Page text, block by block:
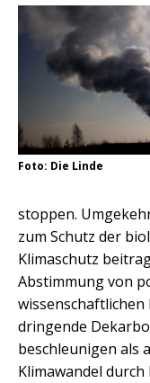
Foto: Die Linde
stoppen.
zum Schutz der
Klimaschutz
Abstimmung von
dringende
beschleunigen als
Klimawandel